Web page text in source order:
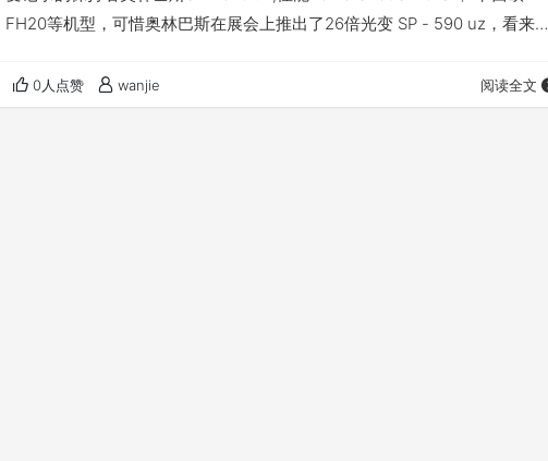
FH20等机型，可惜奥林巴斯在展会上推出了26倍光变 SP - 590 uz，看来要
0人点赞 wanjie 阅读全文